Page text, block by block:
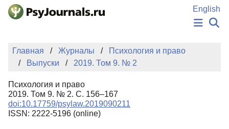
Перейти к основному содержанию
English
НОВОСТИ
ИЗДАНИЯ
ПОДАТЬ РУКОПИСЬ
БАЗА ЗНАНИЙ
КЛЮЧЕВЫЕ СЛОВА
Регистрация
Главная Журналы
Психология и право
Выпуски
2019. Том 9. № 2
Психология и право
2019. Том 9. № 2. С. 156–167
doi:10.17759/psylaw.2019090211
ISSN: 2222-5196 (online)